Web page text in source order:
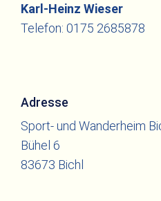
Karl-Heinz Wieser
Telefon: 0175 2685878
Adresse
Sport- und Wanderheim
Bühel 6
83673 Bichl